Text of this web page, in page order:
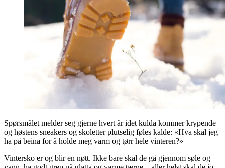
Spørsmålet melder seg gjerne hvert år idet kulda kommer krypende
og høstens sneakers og skoletter plutselig føles kalde: «Hva skal jeg
ha på beina for å holde meg varm og tørr hele vinteren?»
Vintersko er og blir en nøtt. Ikke bare skal de gå gjennom søle og